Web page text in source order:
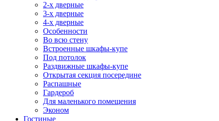
2-х дверные
3-х дверные
4-х дверные
Особенности
Во всю стену
Встроенные шкафы-купе
Под потолок
Раздвижные шкафы-купе
Открытая секция посередине
Распашные
Гардероб
Для маленького помещения
Эконом
Гостиные